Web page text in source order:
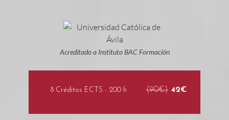
Acreditado a Instituto BAC Formación
8 Créditos ECTS - 200 h (90€) 42€